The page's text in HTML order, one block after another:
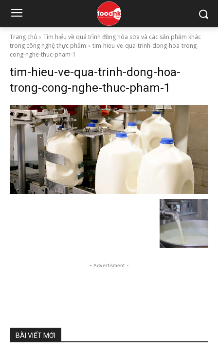
Trang chủ
Tìm hiểu về quá trình đồng hóa sữa và các sản phẩm khác
trong công nghệ thực phẩm
tim-hieu-ve-qua-trinh-dong-hoa-trong-
cong-nghe-thuc-pham-1
tim-hieu-ve-qua-trinh-dong-hoa-
trong-cong-nghe-thuc-pham-1
- Advertisment -
BÀI VIẾT MỚI